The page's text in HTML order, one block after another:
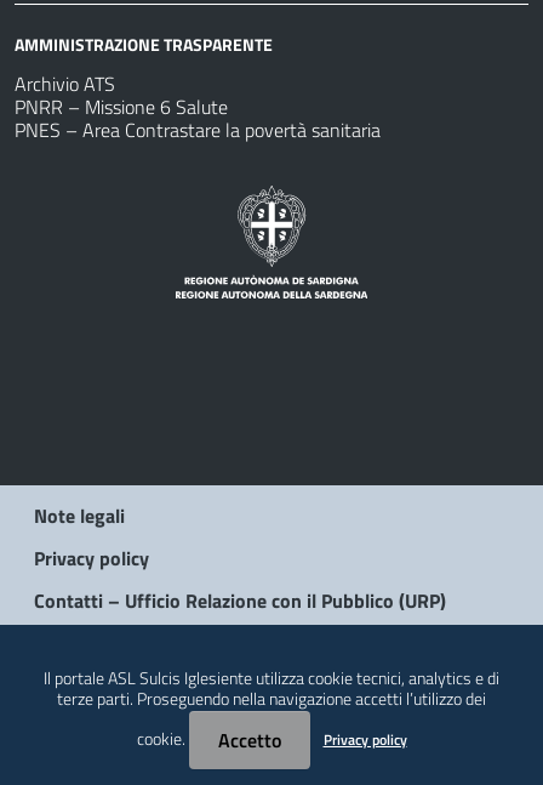
AMMINISTRAZIONE TRASPARENTE
Archivio ATS
PNRR – Missione 6 Salute
PNES – Area Contrastare la povertà sanitaria
Note legali
Privacy policy
Contatti – Ufficio Relazione con il Pubblico (URP)
Il portale ASL Sulcis Iglesiente utilizza cookie tecnici, analytics e di
terze parti. Proseguendo nella navigazione accetti l’utilizzo dei
cookie.
Accetto Privacy policy